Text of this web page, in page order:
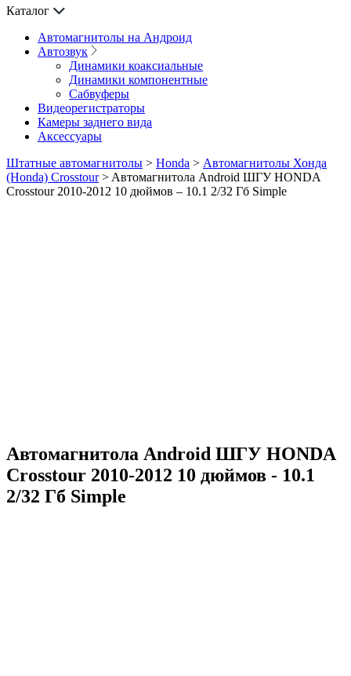
Каталог
Автомагнитолы на Андроид
Автозвук
Динамики коаксиальные
Динамики компонентные
Сабвуферы
Видеорегистраторы
Камеры заднего вида
Аксессуары
Штатные автомагнитолы > Honda > Автомагнитолы Хонда
(Honda) Crosstour> Aвтомагнитола Android ШГУ HONDA
Crosstour 2010-2012 10 дюймов – 10.1 2/32 Гб Simple
Aвтомагнитола Android ШГУ HONDA
Crosstour 2010-2012 10 дюймов - 10.1
2/32 Гб Simple